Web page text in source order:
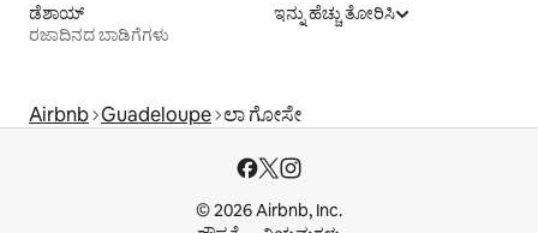
ಡೆಶಾಯ್
ರಜಾದಿನದ ಬಾಡಿಗೆಗಳು
ಇನ್ನು ಹೆಚ್ಚು ತೋರಿಸಿ
Airbnb Guadeloupe ಲಾ ಗೋಸೇ
© 2026 Airbnb, Inc.